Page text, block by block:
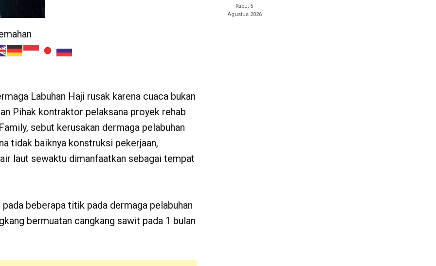
Labuhan Haji rusak karena cuaca bukan
Pihak kontraktor pelaksana proyek rehab
sebut kerusakan dermaga pelabuhan
tidak baiknya konstruksi pekerjaan,
laut sewaktu dimanfaatkan sebagai tempat
beberapa titik pada dermaga pelabuhan
bermuatan cangkang sawit pada 1 bulan
Rabu, 5
Agustus 2026